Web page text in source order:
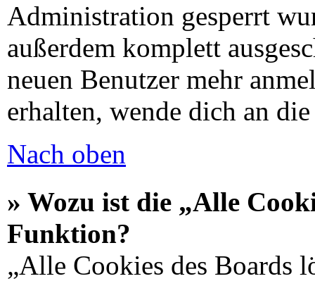
Administration gesperrt
außerdem komplett
neuen Benutzer mehr
erhalten, wende dich an
Nach oben
» Wozu ist die „Alle
Funktion?
„Alle Cookies des Boards